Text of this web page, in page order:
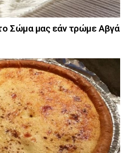
Σώμα μας εάν τρώμε Αβγά